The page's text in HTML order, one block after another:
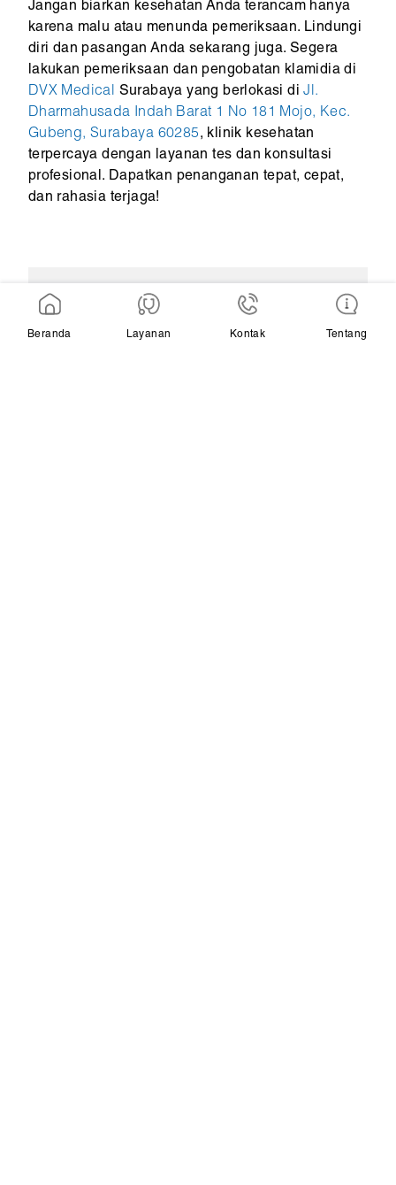
Jangan biarkan kesehatan Anda terancam hanya
karena malu atau menunda pemeriksaan. Lindungi
diri dan pasangan Anda sekarang juga. Segera
lakukan pemeriksaan dan pengobatan klamidia di
DVX Medical Surabaya yang berlokasi diJl.
Dharmahusada Indah Barat 1 No 181 Mojo, Kec.
Gubeng, Surabaya 60285, klinik kesehatan
terpercaya dengan layanan tes dan konsultasi
profesional. Dapatkan penanganan tepat, cepat,
dan rahasia terjaga!
Hindari Resiko Kesehatan Reproduksi
dengan Pemeriksaan Klamidia secara
Rutin di DVX Medical Sekarang juga!
Beranda Layanan Kontak Tentang